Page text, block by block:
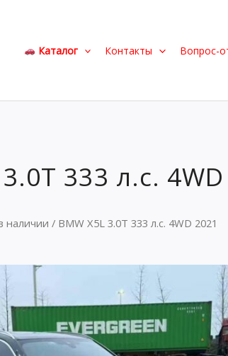
Каталог Контакты Вопрос-
333 л.с.
наличии / BMW X5L 3.0T 333 л.с. 4WD 2021